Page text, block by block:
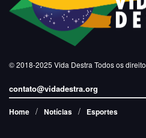
© 2018-2025 Vida Destra Todos os
contato@vidadestra.org
Home Notícias Esportes